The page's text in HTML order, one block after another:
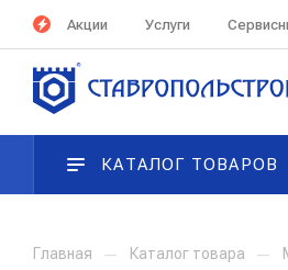
Акции Услуги
КАТАЛОГ ТОВАРОВ
Главная — Каталог товара —